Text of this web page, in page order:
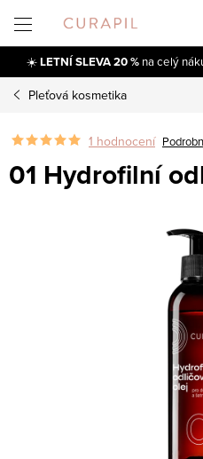
obsah
☀️LETNÍ SLEVA 20 % na celý
Pleťová kosmetika
1 hodnocení
01 Hydrofilní